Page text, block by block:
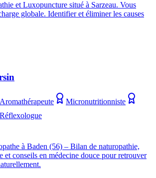
et Luxopuncture situé à Sarzeau. Vous
globale. Identifier et éliminer les causes
Aromathérapeute
Micronutritionniste
Réflexologue
à Baden (56) – Bilan de naturopathie,
et conseils en médecine douce pour retrouver